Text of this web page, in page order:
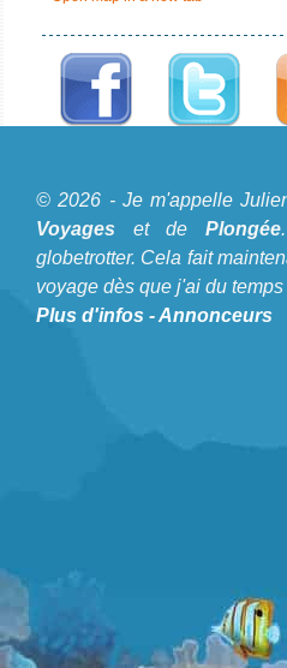
Je m'appelle Julien, je
Voyageset de Plongée.
globetrotter. Cela fait
l'étranger et voyage dès que
© 2026 - Je m'appelle
Voyages et de Plongée
globetrotter. Cela fait
voyage dès que j'ai du
Plus d'infos -Annonceurs